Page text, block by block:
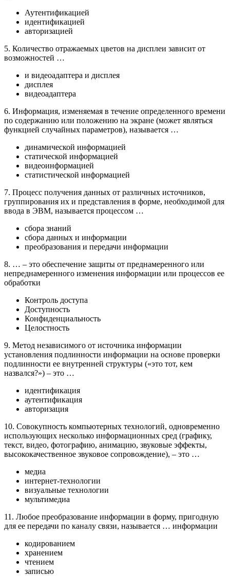
Аутентификацией
идентификацией
авторизацией
5. Количество отражаемых цветов на дисплеи зависит от
возможностей …
и видеоадаптера и дисплея
дисплея
видеоадаптера
6. Информация, изменяемая в течение определенного времени
по содержанию или положению на экране (может являться
функцией случайных параметров), называется …
динамической информацией
статической информацией
видеоинформацией
статистической информацией
7. Процесс получения данных от различных источников,
группирования их и представления в форме, необходимой для
ввода в ЭВМ, называется процессом …
сбора знаний
сбора данных и информации
преобразования и передачи информации
8. … – это обеспечение защиты от преднамеренного или
непреднамеренного изменения информации или процессов ее
обработки
Контроль доступа
Доступность
Конфиденциальность
Целостность
9. Метод независимого от источника информации
установления подлинности информации на основе проверки
подлинности ее внутренней структуры («это тот, кем
назвался?») – это …
идентификация
аутентификация
авторизация
10. Совокупность компьютерных технологий, одновременно
использующих несколько информационных сред (графику,
текст, видео, фотографию, анимацию, звуковые эффекты,
высококачественное звуковое сопровождение), – это …
медиа
интернет-технологии
визуальные технологии
мультимедиа
11. Любое преобразование информации в форму, пригодную
для ее передачи по каналу связи, называется … информации
кодированием
хранением
чтением
записью